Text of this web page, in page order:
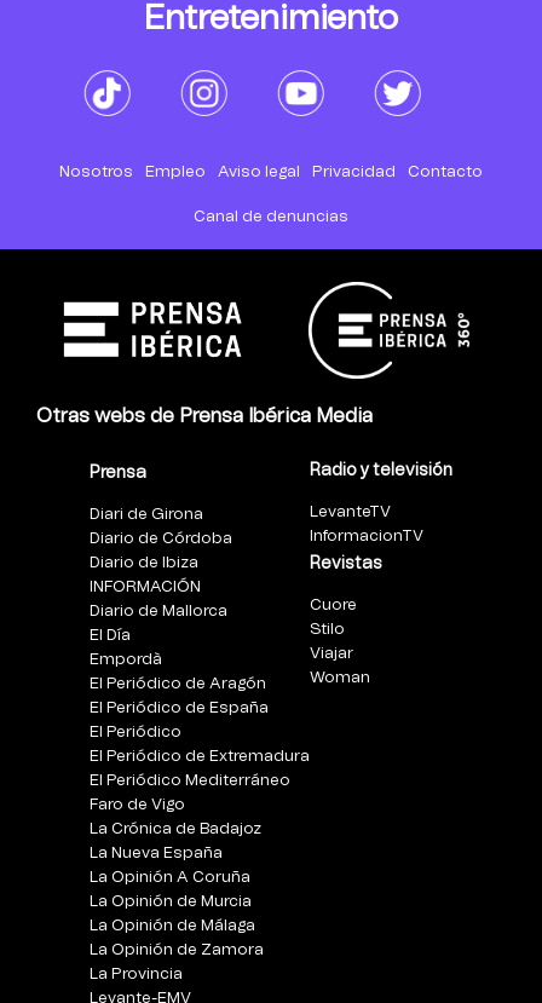
Entretenimiento
Nosotros Empleo Aviso legal Privacidad Contacto
Canal de denuncias
Otras webs de Prensa Ibérica Media
Prensa
Diari de Girona
Diario de Córdoba
Diario de Ibiza
INFORMACIÓN
Diario de Mallorca
El Día
Empordà
El Periódico de Aragón
El Periódico de España
El Periódico
El Periódico de Extremadura
El Periódico Mediterráneo
Faro de Vigo
La Crónica de Badajoz
La Nueva España
La Opinión A Coruña
La Opinión de Murcia
La Opinión de Málaga
La Opinión de Zamora
La Provincia
Levante-EMV
Radio y televisión
LevanteTV
InformacionTV
Revistas
Cuore
Stilo
Viajar
Woman